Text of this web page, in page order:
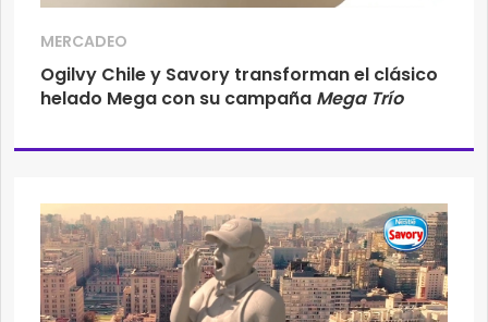
MERCADEO
Ogilvy Chile y Savory transforman el clásico
helado Mega con su campaña Mega Trío